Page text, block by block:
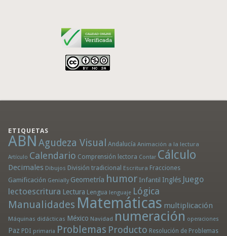
ETIQUETAS
ABN Agudeza Visual Andalucía Animación a la lectura
Artículo Calendario Comprensión lectora Contar Cálculo
Decimales Dibujos División tradicional Escritura Fracciones
Gamificación Genially Geometría humor Infantil Inglés Juego
lectoescritura Lectura Lengua lenguaje Lógica
Manualidades Matemáticas multiplicación
Máquinas didácticas México Navidad numeración operaciones
Paz PDI primaria Problemas Producto Resolución de Problemas